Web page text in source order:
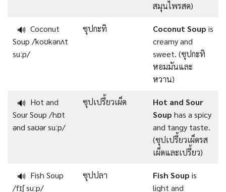
สมุนไพรสด)
🔊 Coconut
Soup /ˈkoʊkənʌt
suːp/
ซุปกะทิ Coconut Soup is
creamy and
sweet. (ซุปกะทิ
หอมมันและ
หวาน)
🔊 Hot and
Sour Soup /hɒt
ənd saʊər suːp/
ซุปเปรี้ยวเผ็ด
Hot and Sour
Soup has a spicy
and tangy taste.
(ซุปเปรี้ยวเผ็ดรส
เผ็ดและเปรี้ยว)
🔊 Fish Soup
/fɪʃ suːp/
ซุปปลา Fish Soup is
light and